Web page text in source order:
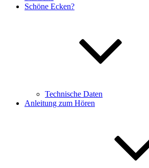
Schöne Ecken?
Technische Daten
Anleitung zum Hören